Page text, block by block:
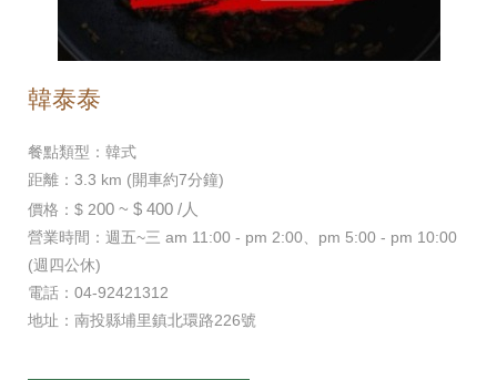
韓泰泰
餐點類型：韓式
距離：3.3 km (開車約7分鐘)
價格：$ 200 ~ $ 400 /人
營業時間：週五~三 am 11:00 - pm 2:00、pm 5:00 - pm 10:00
(週四公休)
電話：04-92421312
地址：南投縣埔里鎮北環路226號